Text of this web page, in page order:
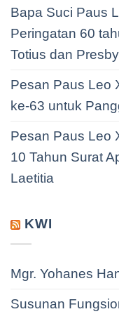
Bapa Suci Paus
Peringatan 60
Totius dan
Pesan Paus Leo
ke-63 untuk
Pesan Paus Leo
10 Tahun Surat
Laetitia
KWI
Mgr. Yohanes
Susunan